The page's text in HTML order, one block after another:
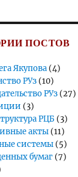
ПОСТОВ
Якупова (4)
РУз (10)
РУз (27)
(3)
РЦБ (3)
акты (11)
системы (5)
бумаг (7)